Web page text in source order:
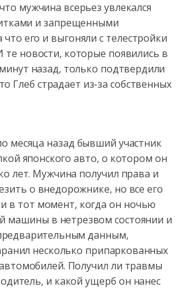
мужчина всерьез увлекался
и запрещенными
его и выгоняли с телестройки
те новости, которые появились в
назад, только подтвердили
Глеб страдает из-за собственных
месяца назад бывший участник
японского авто, о котором он
лет. Мужчина получил права и
о внедорожнике, но все его
в тот момент, когда он ночью
машины в нетрезвом состоянии и
данным,
несколько припаркованных
Получил ли травмы
и какой ущерб он нанес